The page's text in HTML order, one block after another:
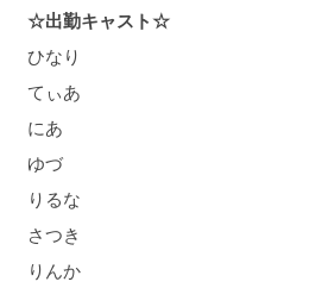
☆出勤キャスト☆
ひなり
てぃあ
にあ
ゆづ
りるな
さつき
りんか